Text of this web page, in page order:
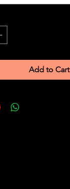
Add to Cart